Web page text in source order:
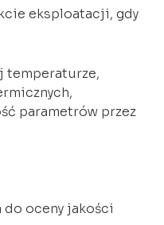
eksploatacji, gdy
temperaturze,
parametrów przez
do oceny jakości